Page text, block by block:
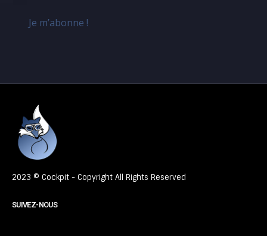
2023 © Cockpit - Copyright All Rights Reserved
SUIVEZ-NOUS